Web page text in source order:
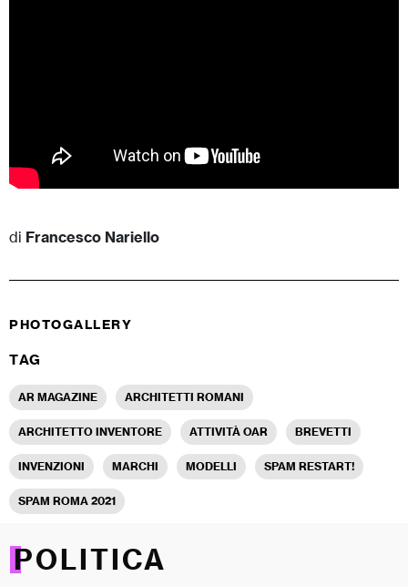
di Francesco Nariello
PHOTOGALLERY
TAG
AR MAGAZINE ARCHITETTI ROMANI
ARCHITETTO INVENTORE ATTIVITÀ OAR BREVETTI
INVENZIONI MARCHI MODELLI SPAM RESTART!
SPAM ROMA 2021
POLITICA